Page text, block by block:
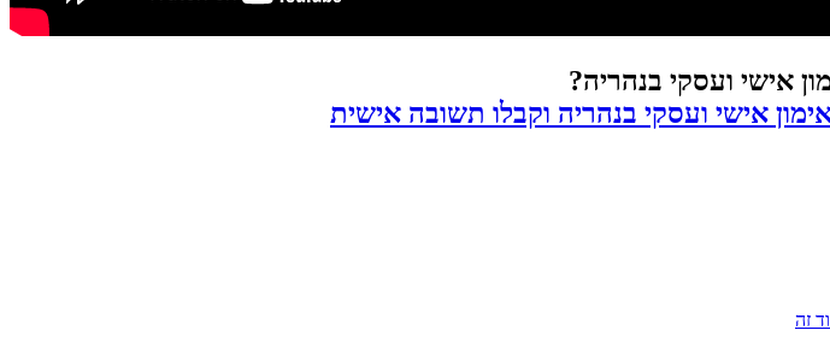
אישי ועסקי בנהריה?
אישי ועסקי בנהריה וקבלו תשובה אישית
זה